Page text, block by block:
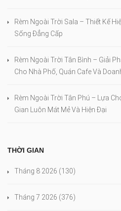
Rèm Ngoài Trời Sala – Thiết Kế
Sống Đẳng Cấp
Rèm Ngoài Trời Tân Bình – Giải
Cho Nhà Phố, Quán Cafe Và
Rèm Ngoài Trời Tân Phú – Lựa
Gian Luôn Mát Mẻ Và Hiện Đại
THỜI GIAN
Tháng 8 2026 (130)
Tháng 7 2026 (376)